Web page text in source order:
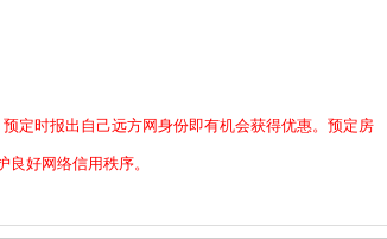
定时报出自己远方网身份即有机会获得优惠。预定房
好网络信用秩序。